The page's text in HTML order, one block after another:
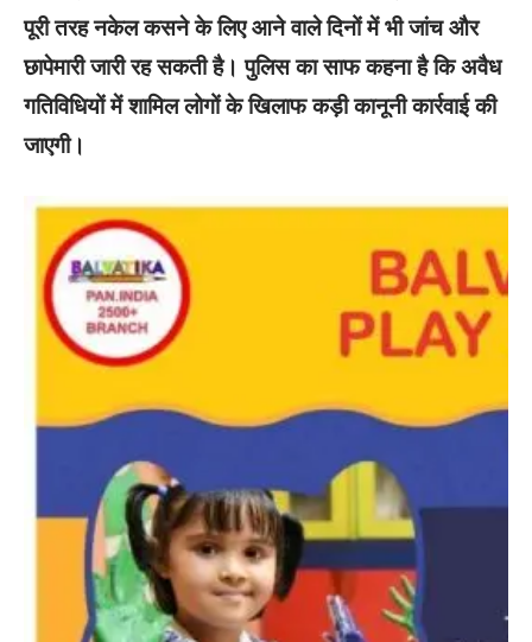
पूरी तरह नकेल कसने के लिए आने वाले दिनों में भी जांच और
छापेमारी जारी रह सकती है। पुलिस का साफ कहना है कि अवैध
गतिविधियों में शामिल लोगों के खिलाफ कड़ी कानूनी कार्रवाई की
जाएगी।